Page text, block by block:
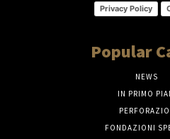
Privacy Policy
Popular
NEWS
IN PRIMO
FONDAZIONI